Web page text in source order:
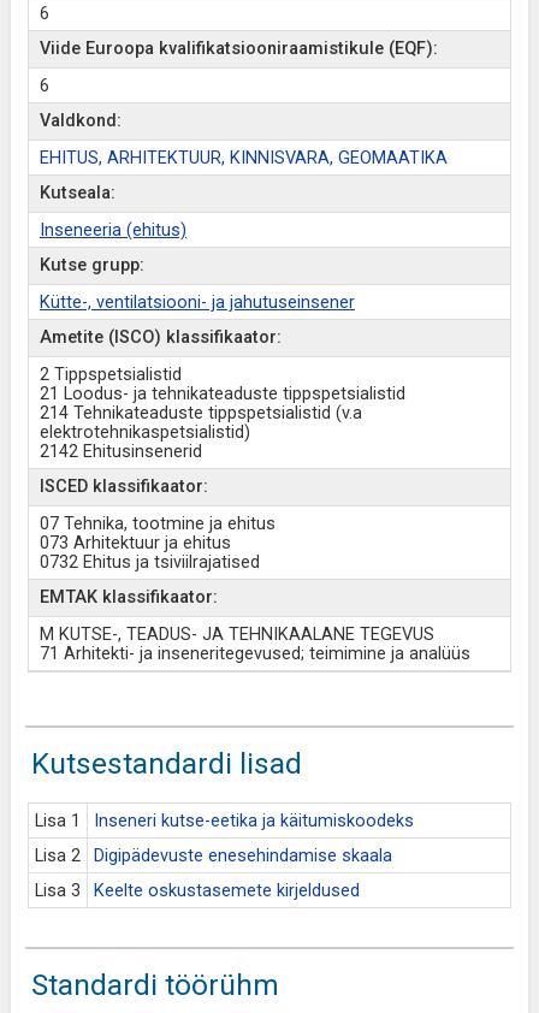
6
Viide Euroopa kvalifikatsiooniraamistikule (EQF):
6
Valdkond:
EHITUS, ARHITEKTUUR, KINNISVARA, GEOMAATIKA
Kutseala:
Inseneeria (ehitus)
Kutse grupp:
Kütte-, ventilatsiooni- ja jahutuseinsener
Ametite (ISCO) klassifikaator:
2 Tippspetsialistid
21 Loodus- ja tehnikateaduste tippspetsialistid
214 Tehnikateaduste tippspetsialistid (v.a
elektrotehnikaspetsialistid)
2142 Ehitusinsenerid
ISCED klassifikaator:
07 Tehnika, tootmine ja ehitus
073 Arhitektuur ja ehitus
0732 Ehitus ja tsiviilrajatised
EMTAK klassifikaator:
M KUTSE-, TEADUS- JA TEHNIKAALANE TEGEVUS
71 Arhitekti- ja inseneritegevused; teimimine ja analüüs
Kutsestandardi lisad
Lisa 1
Inseneri kutse-eetika ja käitumiskoodeks
Lisa 2
Digipädevuste enesehindamise skaala
Lisa 3
Keelte oskustasemete kirjeldused
Standardi töörühm